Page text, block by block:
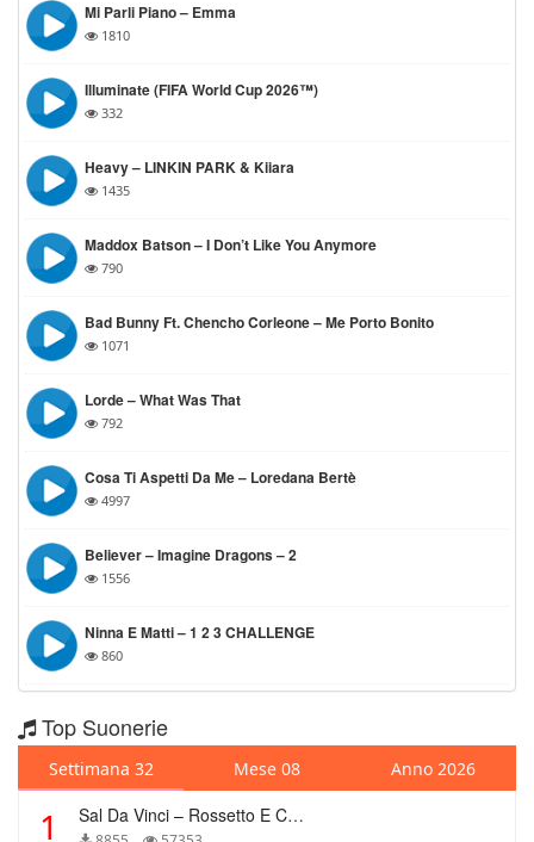
Mi Parli Piano – Emma
1810
Illuminate (FIFA World Cup 2026™)
332
Heavy – LINKIN PARK & Kiiara
1435
Maddox Batson – I Don’t Like You Anymore
790
Bad Bunny Ft. Chencho Corleone – Me Porto Bonito
1071
Lorde – What Was That
792
Cosa Ti Aspetti Da Me – Loredana Bertè
4997
Believer – Imagine Dragons – 2
1556
Ninna E Matti – 1 2 3 CHALLENGE
860
Top Suonerie
Settimana 32 Mese 08 Anno 2026
1 Sal Da Vinci – Rossetto E Caffè